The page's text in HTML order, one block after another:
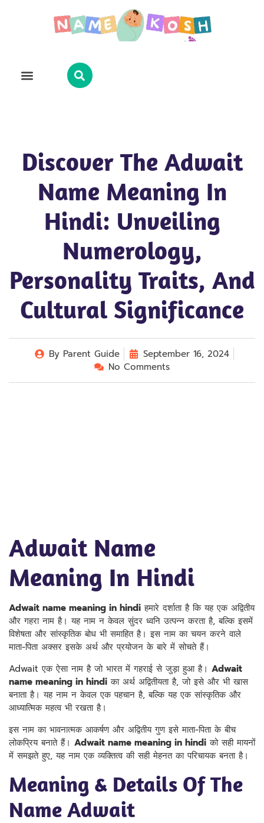
Discover The Adwait
Name Meaning In
Hindi: Unveiling
Numerology,
Personality Traits, And
Cultural Significance
ByParent Guide
September 16, 2024
No Comments
Adwait Name
Meaning In Hindi
Adwait name meaning in hindi हमारे दर्शाता है कि यह एक अद्वितीय
और गहरा नाम है। यह नाम न केवल सुंदर ध्वनि उत्पन्न करता है, बल्कि इसमें
विशेषता और सांस्कृतिक बोध भी समाहित है। इस नाम का चयन करने वाले
माता-पिता अक्सर इसके अर्थ और प्रयोजन के बारे में सोचते हैं।
Adwait एक ऐसा नाम है जो भारत में गहराई से जुड़ा हुआ है। Adwait
name meaning in hindi का अर्थ अद्वितीयता है, जो इसे और भी खास
बनाता है। यह नाम न केवल एक पहचान है, बल्कि यह एक सांस्कृतिक और
आध्यात्मिक महत्व भी रखता है।
इस नाम का भावनात्मक आकर्षण और अद्वितीय गुण इसे माता-पिता के बीच
लोकप्रिय बनाते हैं। Adwait name meaning in hindi को सही मायनों
में समझते हुए, यह नाम एक व्यक्तित्व की सही मेहनत का परिचायक बनता है।
Meaning & Details Of The
Name Adwait